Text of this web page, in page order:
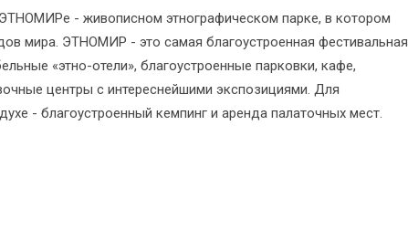
- живописном этнографическом парке, в котором
мира. ЭТНОМИР - это самая благоустроенная фестивальная
«этно-отели», благоустроенные парковки, кафе,
центры с интереснейшими экспозициями. Для
- благоустроенный кемпинг и аренда палаточных мест.